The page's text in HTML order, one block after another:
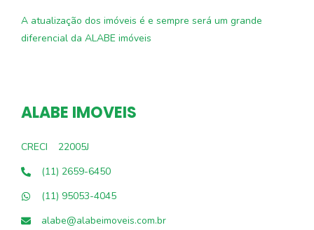
A atualização dos imóveis é e sempre será um grande
diferencial da ALABE imóveis
ALABE IMOVEIS
CRECI
22005J
(11) 2659-6450
(11) 95053-4045
alabe@alabeimoveis.com.br